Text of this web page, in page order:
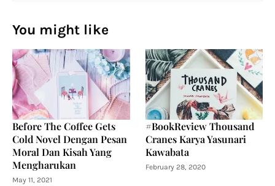
You might like
Before The Coffee Gets
Cold Novel Dengan Pesan
Moral Dan Kisah Yang
Mengharukan
May 11, 2021
#BookReview Thousand
Cranes Karya Yasunari
Kawabata
February 28, 2020